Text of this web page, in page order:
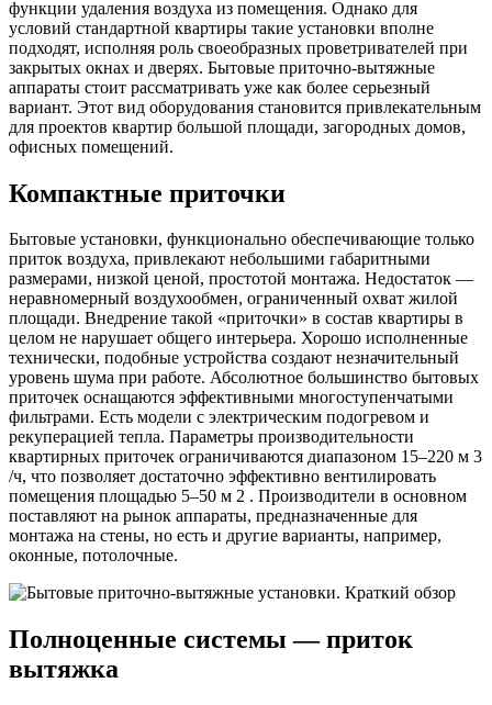
функции удаления воздуха из помещения. Однако для
условий стандартной квартиры такие установки вполне
подходят, исполняя роль своеобразных проветривателей при
закрытых окнах и дверях. Бытовые приточно-вытяжные
аппараты стоит рассматривать уже как более серьезный
вариант. Этот вид оборудования становится привлекательным
для проектов квартир большой площади, загородных домов,
офисных помещений.
Компактные приточки
Бытовые установки, функционально обеспечивающие только
приток воздуха, привлекают небольшими габаритными
размерами, низкой ценой, простотой монтажа. Недостаток —
неравномерный воздухообмен, ограниченный охват жилой
площади. Внедрение такой «приточки» в состав квартиры в
целом не нарушает общего интерьера. Хорошо исполненные
технически, подобные устройства создают незначительный
уровень шума при работе. Абсолютное большинство бытовых
приточек оснащаются эффективными многоступенчатыми
фильтрами. Есть модели с электрическим подогревом и
рекуперацией тепла. Параметры производительности
квартирных приточек ограничиваются диапазоном 15–220 м 3
/ч, что позволяет достаточно эффективно вентилировать
помещения площадью 5–50 м 2 . Производители в основном
поставляют на рынок аппараты, предназначенные для
монтажа на стены, но есть и другие варианты, например,
оконные, потолочные.
Полноценные системы — приток
вытяжка